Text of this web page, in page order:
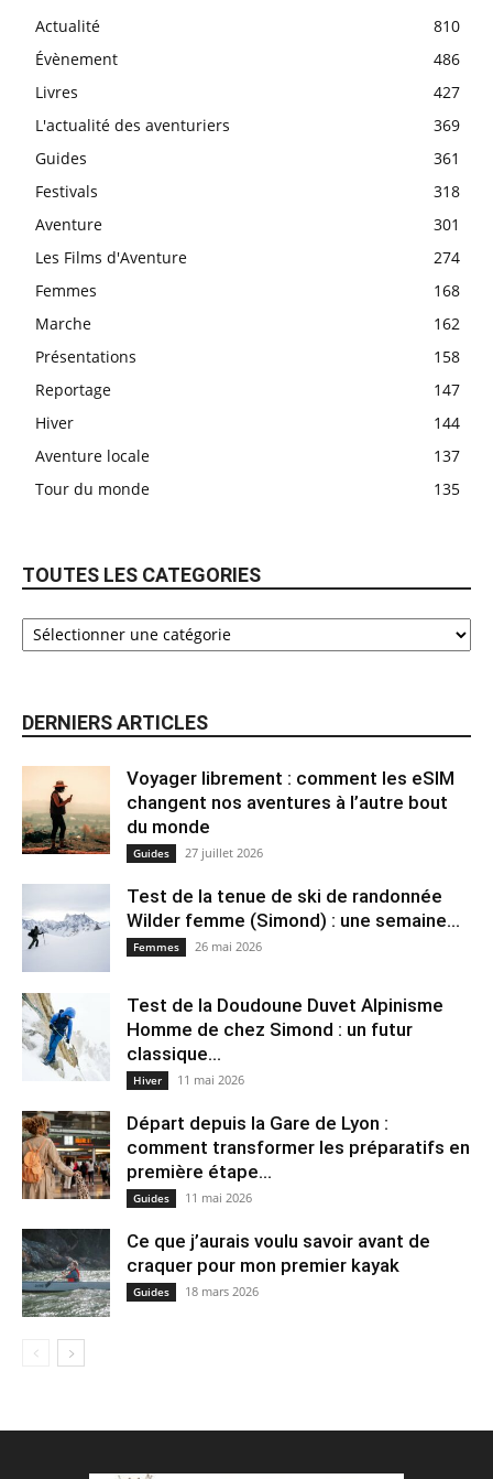
Actualité
810
Évènement
486
Livres
427
L'actualité des aventuriers
369
Guides
361
Festivals
318
Aventure
301
Les Films d'Aventure
274
Femmes
168
Marche
162
Présentations
158
Reportage
147
Hiver
144
Aventure locale
137
Tour du monde
135
TOUTES LES CATEGORIES
DERNIERS ARTICLES
Voyager librement : comment les eSIM
changent nos aventures à l’autre bout
du monde
Guides 27 juillet 2026
Test de la tenue de ski de randonnée
Wilder femme (Simond) : une semaine...
Femmes 26 mai 2026
Test de la Doudoune Duvet Alpinisme
Homme de chez Simond : un futur
classique...
Hiver 11 mai 2026
Départ depuis la Gare de Lyon :
comment transformer les préparatifs en
pre⁠mière étape...
Guides 11 mai 2026
Ce que j’aurais voulu savoir avant de
craquer pour mon premier kayak
Guides 18 mars 2026